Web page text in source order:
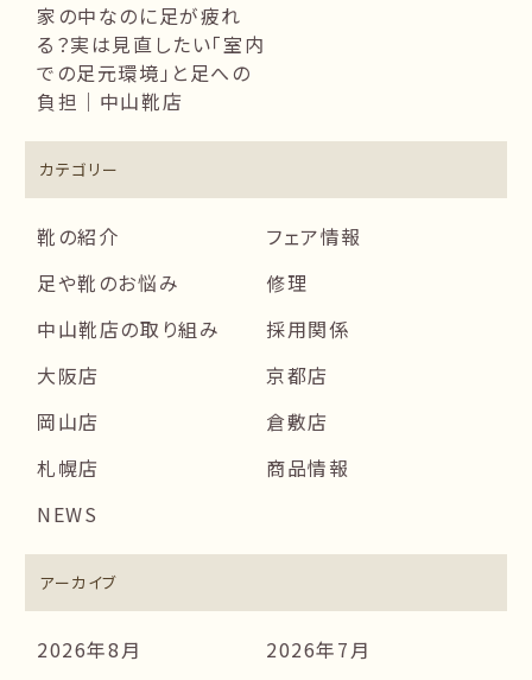
家の中なのに足が疲れ
る？実は見直したい「室内
での足元環境」と足への
負担｜中山靴店
カテゴリー
靴の紹介
フェア情報
足や靴のお悩み
修理
中山靴店の取り組み
採用関係
大阪店
京都店
岡山店
倉敷店
札幌店
商品情報
NEWS
アーカイブ
2026年8月
2026年7月